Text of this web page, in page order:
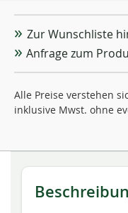
Zur Wunschliste
Anfrage zum
Alle Preise verstehen
inklusive Mwst. ohne